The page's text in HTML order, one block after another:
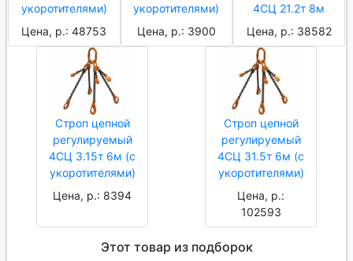
укоротителями)
Цена, р.: 48753
укоротителями)
Цена, р.: 3900
4СЦ 21.2т 8м
Цена, р.: 38582
Строп цепной
регулируемый
4СЦ 3.15т 6м (с
укоротителями)
Цена, р.: 8394
Строп цепной
регулируемый
4СЦ 31.5т 6м (с
укоротителями)
Цена, р.:
102593
Этот товар из подборок